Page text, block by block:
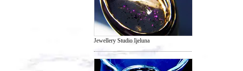
Jewellery Studio Ijeluna